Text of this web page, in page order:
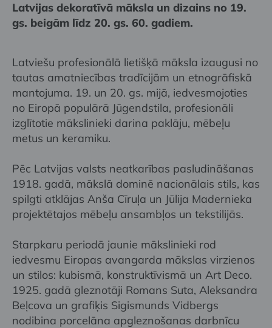
Latvijas dekoratīvā māksla un dizains no 19.
gs. beigām līdz 20. gs. 60. gadiem.
Latviešu profesionālā lietišķā māksla izaugusi no
tautas amatniecības tradīcijām un etnogrāfiskā
mantojuma. 19. un 20. gs. mijā, iedvesmojoties
no Eiropā populārā Jūgendstila, profesionāli
izglītotie mākslinieki darina paklāju, mēbeļu
metus un keramiku.
Pēc Latvijas valsts neatkarības pasludināšanas
1918. gadā, mākslā dominē nacionālais stils, kas
spilgti atklājas Anša Cīruļa un Jūlija Madernieka
projektētajos mēbeļu ansambļos un tekstilijās.
Starpkaru periodā jaunie mākslinieki rod
iedvesmu Eiropas avangarda mākslas virzienos
un stilos: kubismā, konstruktīvismā un Art Deco.
1925. gadā gleznotāji Romans Suta, Aleksandra
Beļcova un grafiķis Sigismunds Vidbergs
nodibina porcelāna apgleznošanas darbnīcu